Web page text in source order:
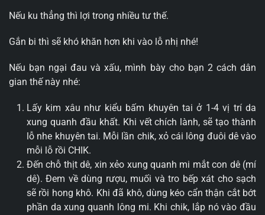
Nếu ku thẳng thì lợi trong nhiều tư thế.
Gắn bi thì sẽ khó khăn hơn khi vào lỗ nhị nhé!
Nếu bạn ngại đau và xấu, mình bày cho bạn 2 cách dân
gian thế này nhé:
Lấy kim xâu như kiểu bấm khuyên tai ở 1-4 vị trí da
xung quanh đầu khất. Khi vết chích lành, sẽ tạo thành
lỗ nhe khuyên tai. Mỗi lần chik, xỏ cái lông đuôi dê vào
mỗi lỗ rồi CHIK.
Đến chỗ thịt dê, xin xẻo xung quanh mi mắt con dê (mí
dê). Đem về dùng rượu, muối và tro bếp xát cho sạch
sẽ rồi hong khô. Khi đã khô, dùng kéo cẩn thận cắt bớt
phần da xung quanh lông mi. Khi chik, lắp nó vào đầu